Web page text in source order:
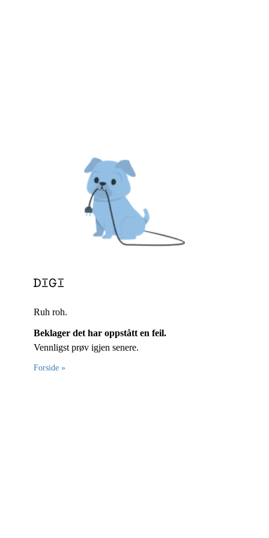
Ruh roh.
Beklager det har oppstått en feil.
Vennligst prøv igjen senere.
Forside »